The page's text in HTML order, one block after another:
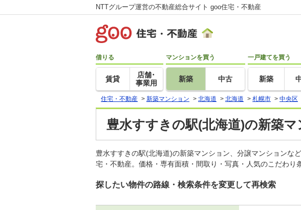
NTTグループ運営の不動産総合サイト goo住宅・不動産
借りる
賃貸
店舗･
事業用
マンションを買う
新築 中古
一戸建てを買う
新築
住宅・不動産 > 新築マンション > 北海道 > 北海道 > 札幌市 > 中央区
豊水すすきの駅(北海道)の新築
豊水すすきの駅(北海道)の新築マンション、分譲マンションな
宅・不動産。価格・専有面積・間取り・写真・人気のこだわり
探したい物件の路線・検索条件を変更して再検索